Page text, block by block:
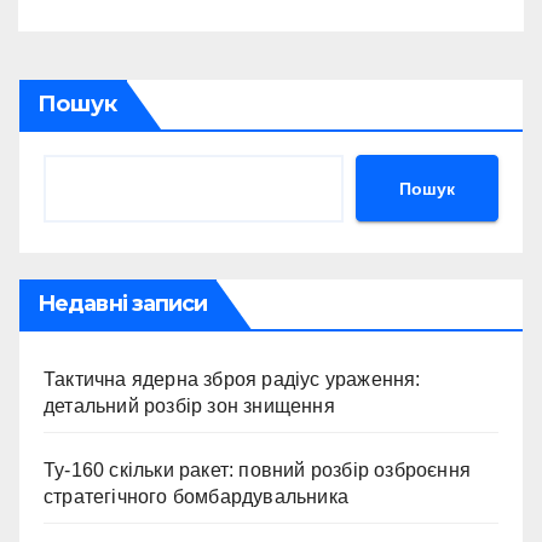
Пошук
Пошук
Недавні записи
Тактична ядерна зброя радіус ураження:
детальний розбір зон знищення
Ту-160 скільки ракет: повний розбір озброєння
стратегічного бомбардувальника